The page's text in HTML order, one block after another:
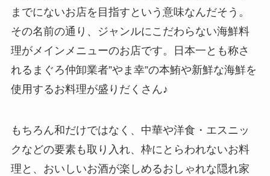
までにないお店を目指すという意味なんだそう。
その名前の通り、ジャンルにこだわらない海鮮料
理がメインメニューのお店です。日本一とも称さ
れるまぐろ仲卸業者”やま幸”の本鮪や新鮮な海鮮を
使用するお料理が盛りだくさん♪
もちろん和だけではなく、中華や洋食・エスニッ
クなどの要素も取り入れ、枠にとらわれないお料
理と、おいしいお酒が楽しめるおしゃれな隠れ家